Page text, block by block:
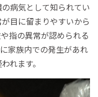
病気として知られてい
目に留まりやすいから
指の異常が認められる
家族内での発生があれ
れます。